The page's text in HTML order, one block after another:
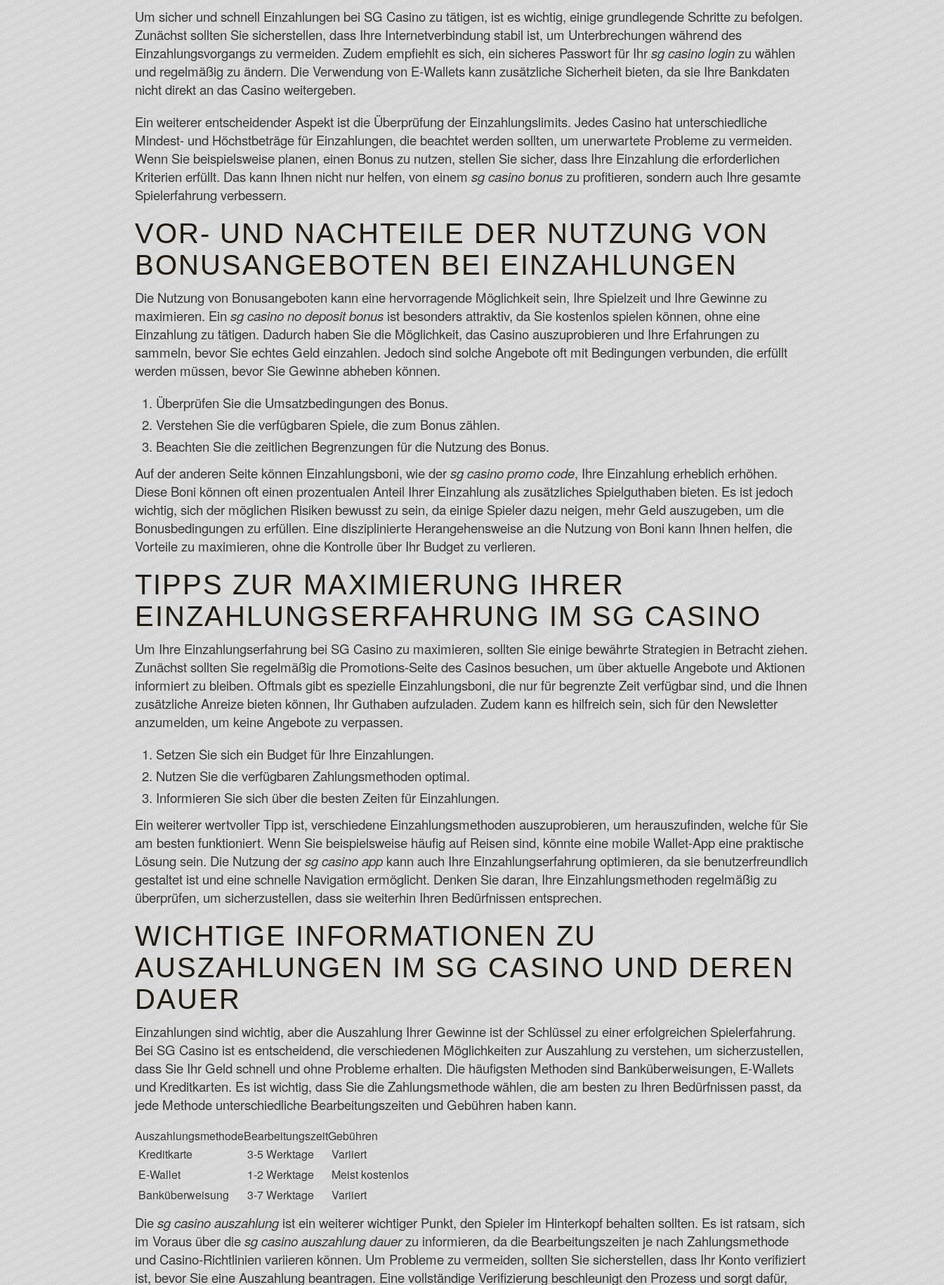
Um sicher und schnell Einzahlungen bei SG Casino zu tätigen, ist es wichtig, einige grundlegende Schritte zu befolgen.
Zunächst sollten Sie sicherstellen, dass Ihre Internetverbindung stabil ist, um Unterbrechungen während des
Einzahlungsvorgangs zu vermeiden. Zudem empfiehlt es sich, ein sicheres Passwort für Ihrsg casino loginzu wählen
und regelmäßig zu ändern. Die Verwendung von E-Wallets kann zusätzliche Sicherheit bieten, da sie Ihre Bankdaten
nicht direkt an das Casino weitergeben.
Ein weiterer entscheidender Aspekt ist die Überprüfung der Einzahlungslimits. Jedes Casino hat unterschiedliche
Mindest- und Höchstbeträge für Einzahlungen, die beachtet werden sollten, um unerwartete Probleme zu vermeiden.
Wenn Sie beispielsweise planen, einen Bonus zu nutzen, stellen Sie sicher, dass Ihre Einzahlung die erforderlichen
Kriterien erfüllt. Das kann Ihnen nicht nur helfen, von einem sg casino bonuszu profitieren, sondern auch Ihre gesamte
Spielerfahrung verbessern.
VOR- UND NACHTEILE DER NUTZUNG VON
BONUSANGEBOTEN BEI EINZAHLUNGEN
Die Nutzung von Bonusangeboten kann eine hervorragende Möglichkeit sein, Ihre Spielzeit und Ihre Gewinne zu
maximieren. Ein sg casino no deposit bonus ist besonders attraktiv, da Sie kostenlos spielen können, ohne eine
Einzahlung zu tätigen. Dadurch haben Sie die Möglichkeit, das Casino auszuprobieren und Ihre Erfahrungen zu
sammeln, bevor Sie echtes Geld einzahlen. Jedoch sind solche Angebote oft mit Bedingungen verbunden, die erfüllt
werden müssen, bevor Sie Gewinne abheben können.
Überprüfen Sie die Umsatzbedingungen des Bonus.
Verstehen Sie die verfügbaren Spiele, die zum Bonus zählen.
Beachten Sie die zeitlichen Begrenzungen für die Nutzung des Bonus.
Auf der anderen Seite können Einzahlungsboni, wie dersg casino promo code, Ihre Einzahlung erheblich erhöhen.
Diese Boni können oft einen prozentualen Anteil Ihrer Einzahlung als zusätzliches Spielguthaben bieten. Es ist jedoch
wichtig, sich der möglichen Risiken bewusst zu sein, da einige Spieler dazu neigen, mehr Geld auszugeben, um die
Bonusbedingungen zu erfüllen. Eine disziplinierte Herangehensweise an die Nutzung von Boni kann Ihnen helfen, die
Vorteile zu maximieren, ohne die Kontrolle über Ihr Budget zu verlieren.
TIPPS ZUR MAXIMIERUNG IHRER
EINZAHLUNGSERFAHRUNG IM SG CASINO
Um Ihre Einzahlungserfahrung bei SG Casino zu maximieren, sollten Sie einige bewährte Strategien in Betracht ziehen.
Zunächst sollten Sie regelmäßig die Promotions-Seite des Casinos besuchen, um über aktuelle Angebote und Aktionen
informiert zu bleiben. Oftmals gibt es spezielle Einzahlungsboni, die nur für begrenzte Zeit verfügbar sind, und die Ihnen
zusätzliche Anreize bieten können, Ihr Guthaben aufzuladen. Zudem kann es hilfreich sein, sich für den Newsletter
anzumelden, um keine Angebote zu verpassen.
Setzen Sie sich ein Budget für Ihre Einzahlungen.
Nutzen Sie die verfügbaren Zahlungsmethoden optimal.
Informieren Sie sich über die besten Zeiten für Einzahlungen.
Ein weiterer wertvoller Tipp ist, verschiedene Einzahlungsmethoden auszuprobieren, um herauszufinden, welche für Sie
am besten funktioniert. Wenn Sie beispielsweise häufig auf Reisen sind, könnte eine mobile Wallet-App eine praktische
Lösung sein. Die Nutzung dersg casino app kann auch Ihre Einzahlungserfahrung optimieren, da sie benutzerfreundlich
gestaltet ist und eine schnelle Navigation ermöglicht. Denken Sie daran, Ihre Einzahlungsmethoden regelmäßig zu
überprüfen, um sicherzustellen, dass sie weiterhin Ihren Bedürfnissen entsprechen.
WICHTIGE INFORMATIONEN ZU
AUSZAHLUNGEN IM SG CASINO UND DEREN
DAUER
Einzahlungen sind wichtig, aber die Auszahlung Ihrer Gewinne ist der Schlüssel zu einer erfolgreichen Spielerfahrung.
Bei SG Casino ist es entscheidend, die verschiedenen Möglichkeiten zur Auszahlung zu verstehen, um sicherzustellen,
dass Sie Ihr Geld schnell und ohne Probleme erhalten. Die häufigsten Methoden sind Banküberweisungen, E-Wallets
und Kreditkarten. Es ist wichtig, dass Sie die Zahlungsmethode wählen, die am besten zu Ihren Bedürfnissen passt, da
jede Methode unterschiedliche Bearbeitungszeiten und Gebühren haben kann.
AuszahlungsmethodeBearbeitungszeitGebühren
Kreditkarte
3-5 Werktage
Variiert
E-Wallet
1-2 Werktage
Meist kostenlos
Banküberweisung
3-7 Werktage Variiert
Diesg casino auszahlungist ein weiterer wichtiger Punkt, den Spieler im Hinterkopf behalten sollten. Es ist ratsam, sich
im Voraus über diesg casino auszahlung dauerzu informieren, da die Bearbeitungszeiten je nach Zahlungsmethode
und Casino-Richtlinien variieren können. Um Probleme zu vermeiden, sollten Sie sicherstellen, dass Ihr Konto verifiziert
ist, bevor Sie eine Auszahlung beantragen. Eine vollständige Verifizierung beschleunigt den Prozess und sorgt dafür,